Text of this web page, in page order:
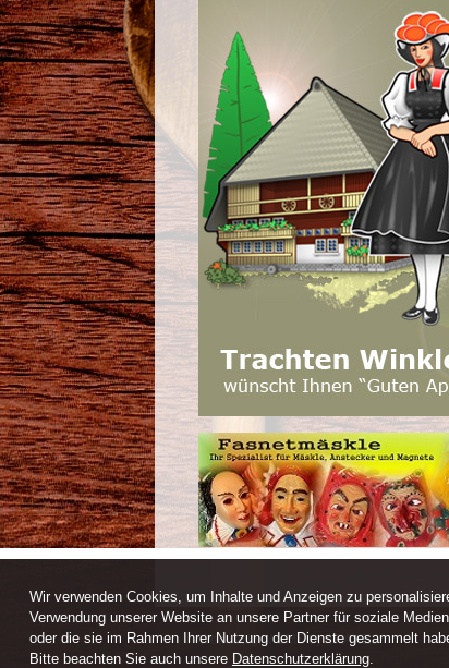
Webdesign / CMS by ARANES
Wir verwenden Cookies, um Inhalte und Anzeigen zu
Verwendung unserer Website an unsere Partner für soziale
oder die sie im Rahmen Ihrer Nutzung der Dienste gesammelt
Bitte beachten Sie auch unsere Datenschutzerklärung.